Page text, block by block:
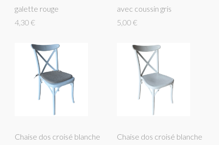
galette rouge
4,30 €
avec coussin gris
5,00 €
Chaise dos croisé blanche
Chaise dos croisé blanche